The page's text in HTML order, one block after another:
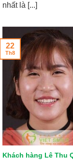
nhất là [...]
Khách hàng Lê Thu
22
Th8